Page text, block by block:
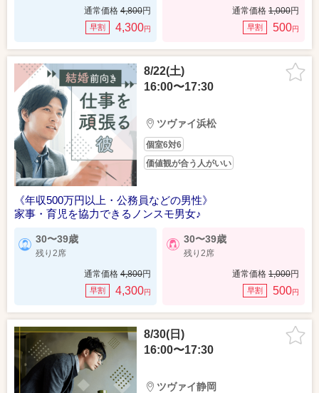
通常価格 4,800円
早割 4,300円
通常価格 1,000円
早割 500円
8/22(土)
16:00〜17:30
ツヴァイ浜松
個室6対6
価値観が合う人がいい
《年収500万円以上・公務員などの男性》
家事・育児を協力できるノンスモ男女♪
30〜39歳
残り2席
通常価格 4,800円
早割 4,300円
30〜39歳
残り2席
通常価格 1,000円
早割 500円
8/30(日)
16:00〜17:30
ツヴァイ静岡